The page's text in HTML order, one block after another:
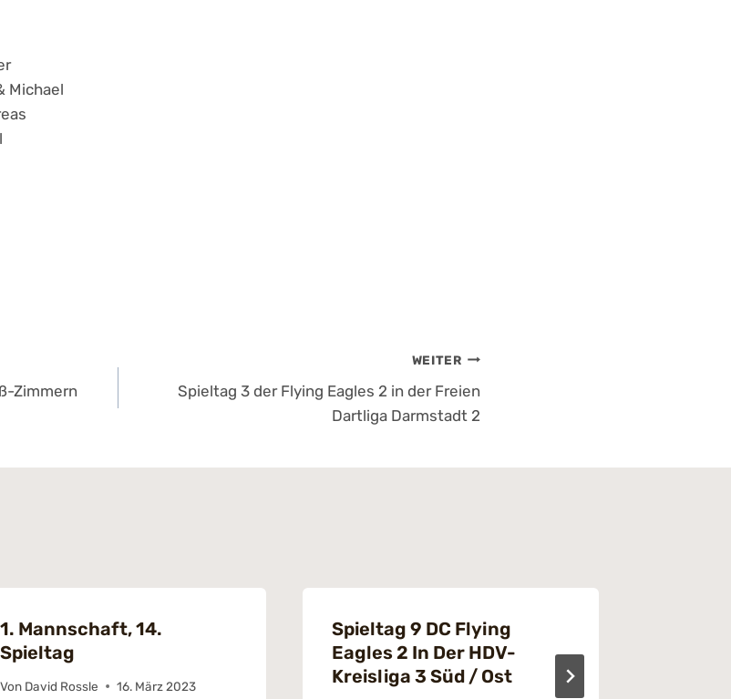
Michael
Zimmern
WEITER
Spieltag 3 der Flying Eagles 2 in der Freien
Dartliga Darmstadt 2
1. Mannschaft, 14.
Spieltag
Von David Rossle 16. März 2023
Spieltag 9 DC Flying
Eagles 2 In Der HDV-
Kreisliga 3 Süd / Ost